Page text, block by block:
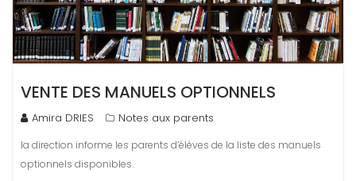
VENTE DES MANUELS OPTIONNELS
Amira DRIES Notes aux parents
la direction informe les parents d’élèves de la liste des manuels
optionnels disponibles.